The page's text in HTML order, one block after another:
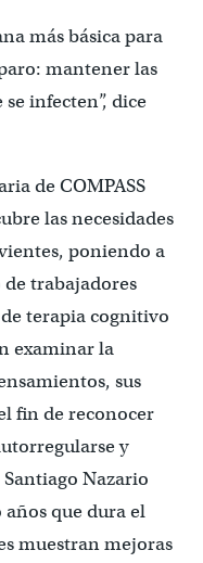
más básica para
mantener las
infecten”, dice
de COMPASS
las necesidades
poniendo a
trabajadores
terapia cognitivo
examinar la
sus
fin de reconocer
y
Nazario
que dura el
muestran mejoras